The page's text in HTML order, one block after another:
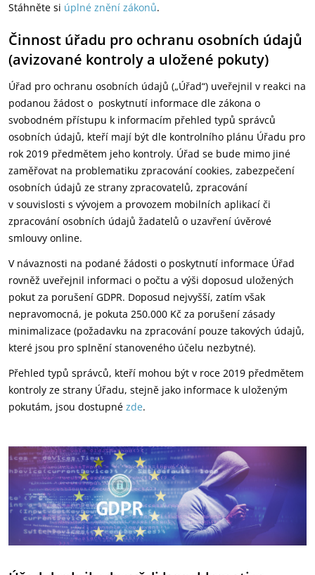
Stáhněte si úplné znění zákonů.
Činnost úřadu pro ochranu osobních údajů
(avizované kontroly a uložené pokuty)
Úřad pro ochranu osobních údajů („Úřad“) uveřejnil v reakci na
podanou žádost o poskytnutí informace dle zákona o
svobodném přístupu k informacím přehled typů správců
osobních údajů, kteří mají být dle kontrolního plánu Úřadu pro
rok 2019 předmětem jeho kontroly. Úřad se bude mimo jiné
zaměřovat na problematiku zpracování cookies, zabezpečení
osobních údajů ze strany zpracovatelů, zpracování
v souvislosti s vývojem a provozem mobilních aplikací či
zpracování osobních údajů žadatelů o uzavření úvěrové
smlouvy online.
V návaznosti na podané žádosti o poskytnutí informace Úřad
rovněž uveřejnil informaci o počtu a výši doposud uložených
pokut za porušení GDPR. Doposud nejvyšší, zatím však
nepravomocná, je pokuta 250.000 Kč za porušení zásady
minimalizace (požadavku na zpracování pouze takových údajů,
které jsou pro splnění stanoveného účelu nezbytné).
Přehled typů správců, kteří mohou být v roce 2019 předmětem
kontroly ze strany Úřadu, stejně jako informace k uloženým
pokutám, jsou dostupné zde.